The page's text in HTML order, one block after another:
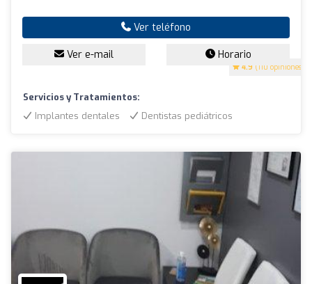
4.9 (110 opiniones)
Ver teléfono
Ver e-mail Horario
Servicios y Tratamientos:
Implantes dentales
Dentistas pediátricos